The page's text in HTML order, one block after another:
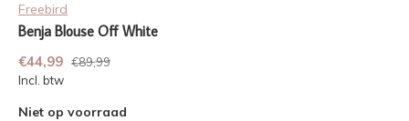
Freebird
Benja Blouse Off White
€44,99 €89,99
Incl. btw
Niet op voorraad